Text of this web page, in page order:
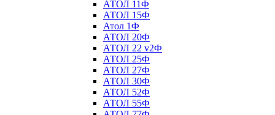
АТОЛ 11Ф
АТОЛ 15Ф
Атол 1Ф
АТОЛ 20Ф
АТОЛ 22 v2Ф
АТОЛ 25Ф
АТОЛ 27Ф
АТОЛ 30Ф
АТОЛ 52Ф
АТОЛ 55Ф